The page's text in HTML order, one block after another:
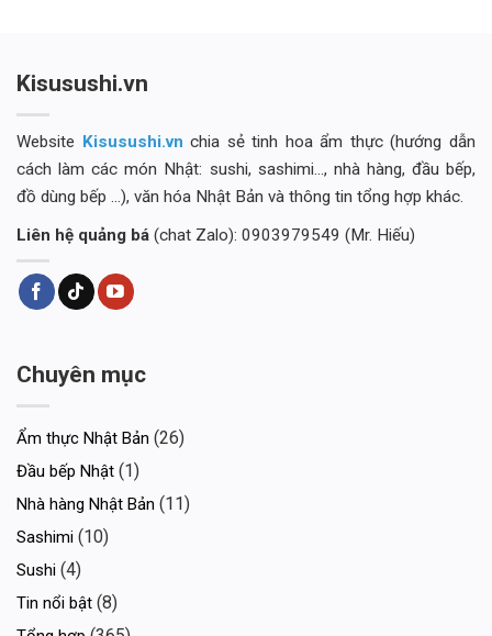
Kisusushi.vn
Website Kisusushi.vn chia sẻ tinh hoa ẩm thực (hướng dẫn
cách làm các món Nhật: sushi, sashimi..., nhà hàng, đầu bếp,
đồ dùng bếp ...), văn hóa Nhật Bản và thông tin tổng hợp khác.
Liên hệ quảng bá (chat Zalo): 0903979549 (Mr. Hiếu)
Chuyên mục
Ẩm thực Nhật Bản (26)
Đầu bếp Nhật (1)
Nhà hàng Nhật Bản (11)
Sashimi (10)
Sushi (4)
Tin nổi bật (8)